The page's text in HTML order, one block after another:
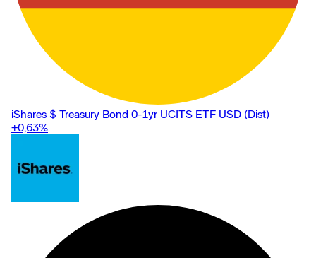
iShares $ Treasury Bond 0-1yr UCITS ETF USD (Dist)
+0,63%